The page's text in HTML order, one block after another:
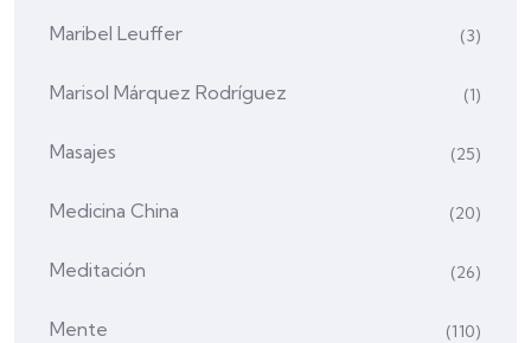
Maribel Leuffer (3)
Marisol Márquez Rodríguez (1)
Masajes (25)
Medicina China (20)
Meditación (26)
Mente (110)